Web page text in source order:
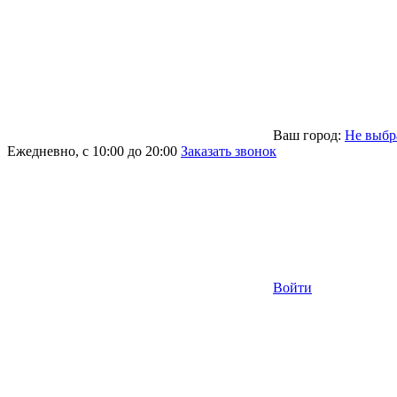
Ваш город: Не
Ежедневно, с 10:00 до 20:00 Заказать звонок
Войти